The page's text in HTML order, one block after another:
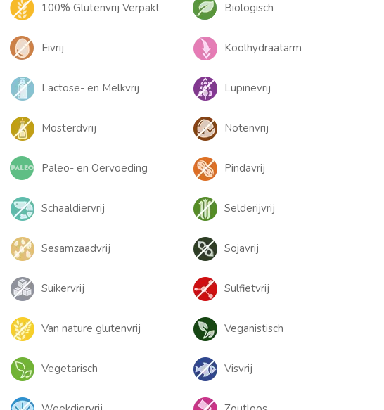
100% Glutenvrij Verpakt Biologisch
Eivrij Koolhydraatarm
Lactose- en Melkvrij Lupinevrij
Mosterdvrij Notenvrij
Paleo- en Oervoeding Pindavrij
Schaaldiervrij Selderijvrij
Sesamzaadvrij Sojavrij
Suikervrij Sulfietvrij
Van nature glutenvrij Veganistisch
Vegetarisch Visvrij